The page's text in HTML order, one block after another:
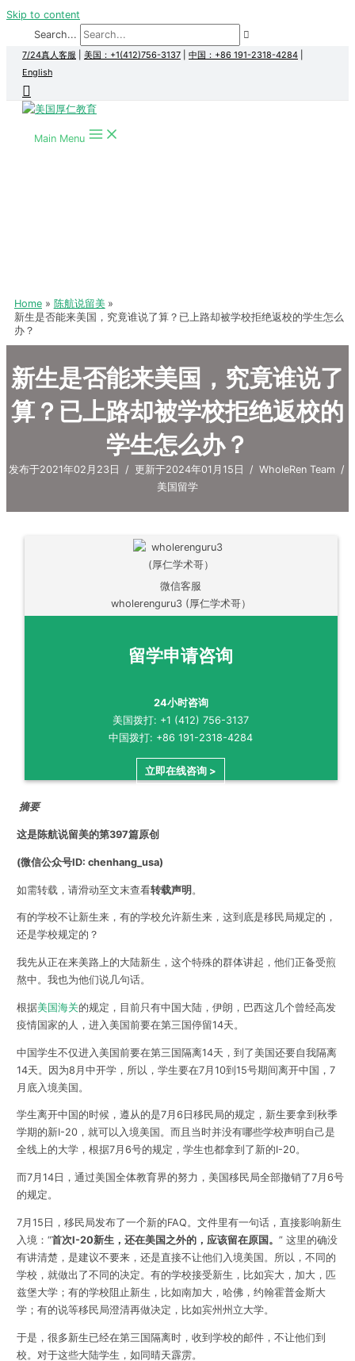
Skip to content
Search...
7/24真人客服 美国：+1(412)756-3137 中国：+86 191-2318-4284
English
Main Menu
Home
陈航说留美
新生是否能来美国，究竟谁说了算？已上路却被学校拒绝返校的学生怎么
办？
新生是否能来美国，究竟谁说了
算？已上路却被学校拒绝返校的
学生怎么办？
发布于2021年02月23日 / 更新于2024年01月15日 / WholeRen Team /
美国留学
微信客服
wholerenguru3 (厚仁学术哥）
留学申请咨询
24小时咨询
美国拨打: +1 (412) 756-3137
中国拨打: +86 191-2318-4284
立即在线咨询 >
摘要
这是陈航说留美的第397篇原创
(微信公众号ID: chenhang_usa)
如需转载，请滑动至文末查看转载声明 。
有的学校不让新生来，有的学校允许新生来，这到底是移民局规定的，
还是学校规定的？
我先从正在来美路上的大陆新生，这个特殊的群体讲起，他们正备受煎
熬中。我也为他们说几句话。
根据美国海关的规定，目前只有中国大陆，伊朗，巴西这几个曾经高发
疫情国家的人，进入美国前要在第三国停留14天。
中国学生不仅进入美国前要在第三国隔离14天，到了美国还要自我隔离
14天。因为8月中开学，所以，学生要在7月10到15号期间离开中国，7
月底入境美国。
学生离开中国的时候，遵从的是7月6日移民局的规定，新生要拿到秋季
学期的新I-20，就可以入境美国。而且当时并没有哪些学校声明自己是
全线上的大学，根据7月6号的规定，学生也都拿到了新的I-20。
而7月14日，通过美国全体教育界的努力，美国移民局全部撤销了7月6号
的规定。
7月15日，移民局发布了一个新的FAQ。文件里有一句话，直接影响新生
入境：“首次I-20新生，还在美国之外的，应该留在原国。 ” 这里的确没
有讲清楚，是建议不要来，还是直接不让他们入境美国。所以，不同的
学校，就做出了不同的决定。有的学校接受新生，比如宾大，加大，匹
兹堡大学；有的学校阻止新生，比如南加大，哈佛，约翰霍普金斯大
学；有的说等移民局澄清再做决定，比如宾州州立大学。
于是，很多新生已经在第三国隔离时，收到学校的邮件，不让他们到
校。对于这些大陆学生，如同晴天霹雳。